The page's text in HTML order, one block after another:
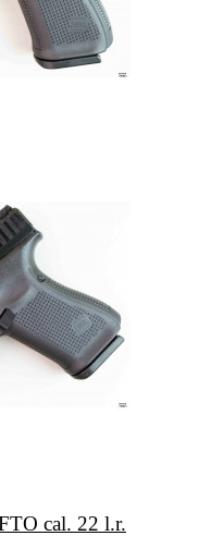
cal. 22 l.r.